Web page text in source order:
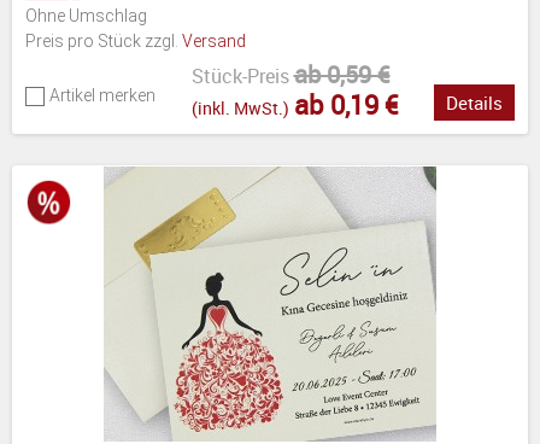
Ohne Umschlag
Preis pro Stück zzgl. Versand
Artikel merken
Stück-Preisab 0,59 €
(inkl. MwSt.) ab 0,19 € Details